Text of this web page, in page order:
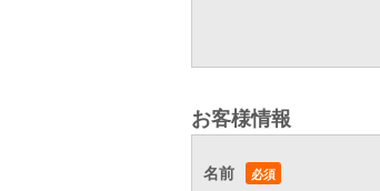
お客様情報
名前